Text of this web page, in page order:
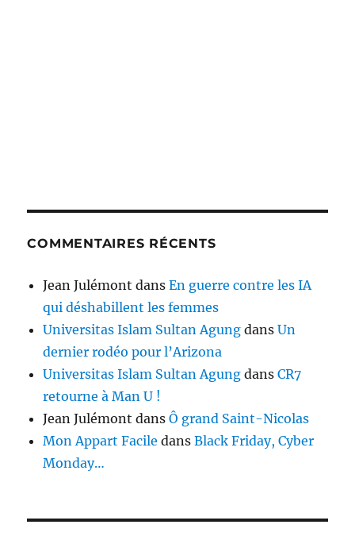
COMMENTAIRES RÉCENTS
Jean Julémont dansEn guerre contre les IA
qui déshabillent les femmes
Universitas Islam Sultan Agung dansUn
dernier rodéo pour l’Arizona
Universitas Islam Sultan Agung dansCR7
retourne à Man U !
Jean Julémont dansÔ grand Saint-Nicolas
Mon Appart Facile dansBlack Friday, Cyber
Monday…